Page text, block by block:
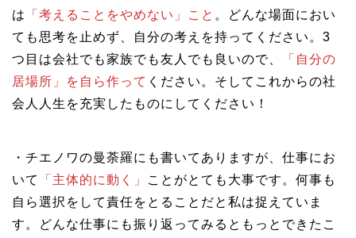
は
「考えることをやめない」こと 。どんな場面におい
ても思考を止めず、自分の考えを持ってください。3
つ目は会社でも家族でも友人でも良いので、
「自分の
居場所」を自ら作って ください。そしてこれからの社
会人人生を充実したものにしてください！
・チエノワの曼荼羅にも書いてありますが、仕事にお
いて
「主体的に動く」
ことがとても大事です。何事も
自ら選択をして責任をとることだと私は捉えていま
す。どんな仕事にも振り返ってみるともっとできたこ